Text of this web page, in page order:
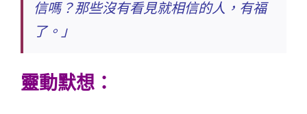
信嗎？那些沒有看見就相信的人，有福
了。」
靈動默想：